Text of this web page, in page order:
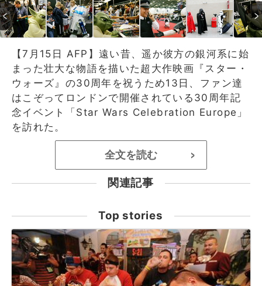
【7月15日 AFP】遠い昔、遥か彼方の銀河系に始
まった壮大な物語を描いた超大作映画『スター・
ウォーズ』の30周年を祝うため13日、ファン達
はこぞってロンドンで開催されている30周年記
念イベント「Star Wars Celebration Europe」
を訪れた。
全文を読む >
関連記事
Top stories